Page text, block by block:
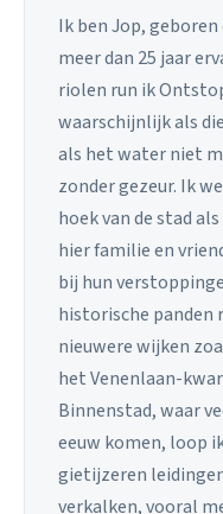
Ik ben Jop,
meer dan 25 jaar
riolen run ik
waarschijnlijk als
als het water niet
zonder gezeur. Ik
hoek van de stad
hier familie en
bij hun
historische panden
nieuwere wijken
het Venenlaan-
Binnenstad, waar
eeuw komen, loop
gietijzeren
verkalken, vooral